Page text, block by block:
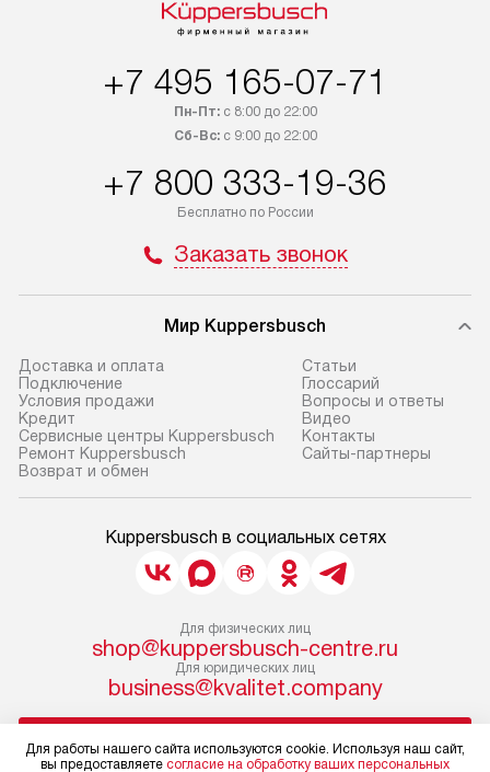
+7 495 165-07-71
Пн-Пт:с 8:00 до 22:00
Сб-Вс:с 9:00 до 22:00
+7 800 333-19-36
Бесплатно по России
Заказать звонок
Мир Kuppersbusch
Доставка и оплата
Подключение
Условия продажи
Кредит
Сервисные центры Kuppersbusch
Ремонт Kuppersbusch
Возврат и обмен
Cтатьи
Глоссарий
Вопросы и ответы
Видео
Контакты
Сайты-партнеры
Kuppersbusch в социальных сетях
Для физических лиц
shop@kuppersbusch-centre.ru
Для юридических лиц
business@kvalitet.company
Для работы нашего сайта используются cookie. Используя наш сайт,
вы предоставляете согласие на обработку ваших персональных